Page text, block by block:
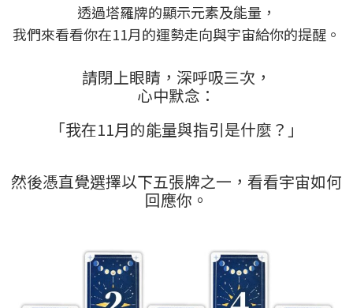
透過塔羅牌的顯示元素及能量，
我們來看看你在11月的運勢走向與宇宙給你的提醒。
請閉上眼睛，深呼吸三次，
心中默念：
「我在11月的能量與指引是什麼？」
然後憑直覺選擇以下五張牌之一，看看宇宙如何
回應你。